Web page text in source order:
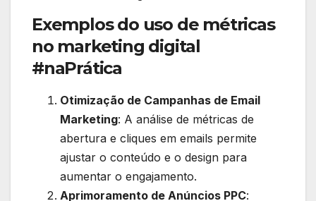
Exemplos do uso de métricas
no marketing digital
#naPrática
Otimização de Campanhas de Email
Marketing: A análise de métricas de
abertura e cliques em emails permite
ajustar o conteúdo e o design para
aumentar o engajamento.
Aprimoramento de Anúncios PPC: